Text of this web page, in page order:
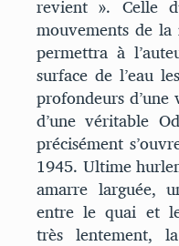
revient ». Celle
mouvements de
permettra à
surface de l’eau
profondeurs
d’une véritable
précisément
1945. Ultime
amarre larguée,
entre le quai et
très lentement,